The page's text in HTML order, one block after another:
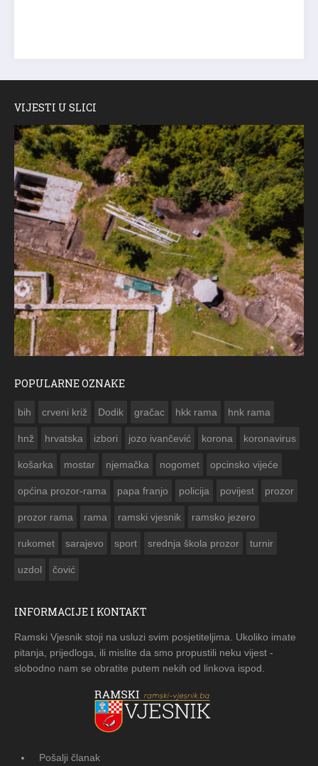
VIJESTI U SLICI
POPULARNE OZNAKE
bih crveni križ Dodik gračac hkk rama hnk rama
hnž hrvatska izbori jozo ivančević korona koronavirus
košarka mostar njemačka nogomet opcinsko vijeće
općina prozor-rama papa franjo policija povijest prozor
prozor rama rama ramski vjesnik ramsko jezero
rukomet sarajevo sport srednja škola prozor turnir
uzdol čović
INFORMACIJE I KONTAKT
Ramski Vjesnik stoji na usluzi svim posjetiteljima. Ukoliko imate
pitanja, prijedloga, ili mislite da smo propustili neku vijest -
slobodno nam se obratite putem nekih od linkova ispod.
Pošalji članak